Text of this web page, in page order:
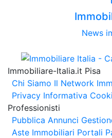
News
Immobiliare-Italia.it Pisa
Chi Siamo Il Network
Privacy Informativa
Professionisti
Pubblica Annunci
Aste Immobiliari Portali